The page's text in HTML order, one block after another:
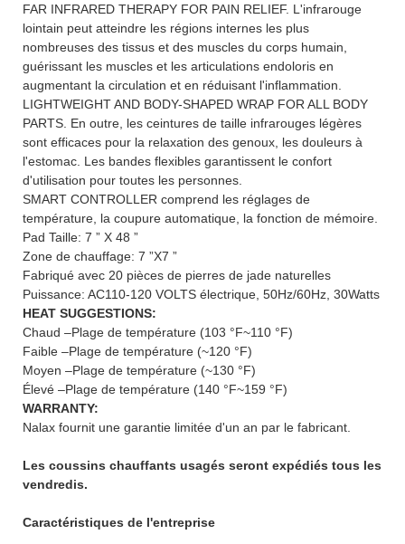
FAR INFRARED THERAPY FOR PAIN RELIEF. L'infrarouge
lointain peut atteindre les régions internes les plus
nombreuses des tissus et des muscles du corps humain,
guérissant les muscles et les articulations endoloris en
augmentant la circulation et en réduisant l'inflammation.
LIGHTWEIGHT AND BODY-SHAPED WRAP FOR ALL BODY
PARTS. En outre, les ceintures de taille infrarouges légères
sont efficaces pour la relaxation des genoux, les douleurs à
l'estomac. Les bandes flexibles garantissent le confort
d'utilisation pour toutes les personnes.
SMART CONTROLLER comprend les réglages de
température, la coupure automatique, la fonction de mémoire.
Pad Taille: 7 ” X 48 ”
Zone de chauffage: 7 ”X7 ”
Fabriqué avec 20 pièces de pierres de jade naturelles
Puissance: AC110-120 VOLTS électrique, 50Hz/60Hz, 30Watts
HEAT SUGGESTIONS:
Chaud –Plage de température (103 °F~110 °F)
Faible –Plage de température (~120 °F)
Moyen –Plage de température (~130 °F)
Élevé –Plage de température (140 °F~159 °F)
WARRANTY:
Nalax fournit une garantie limitée d'un an par le fabricant.
Les coussins chauffants usagés seront expédiés tous les
vendredis.
Caractéristiques de l'entreprise